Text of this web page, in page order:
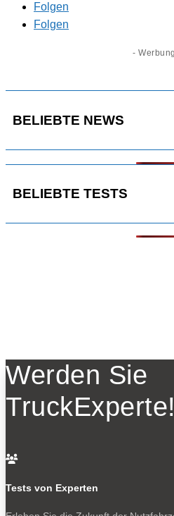
Folgen
Folgen
-
BELIEBTE NEWS
BELIEBTE TESTS
Werden Sie
TruckExperte!

Tests von Experten